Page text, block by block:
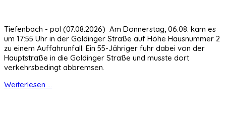
Tiefenbach - pol (07.08.2026) Am Donnerstag, 06.08. kam es
um 17:55 Uhr in der Goldinger Straße auf Höhe Hausnummer 2
zu einem Auffahrunfall. Ein 55-Jähriger fuhr dabei von der
Hauptstraße in die Goldinger Straße und musste dort
verkehrsbedingt abbremsen.
Weiterlesen ...